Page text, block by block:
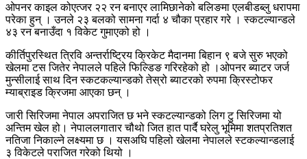
ओपनर काइल कोएत्जर २२ रन बनाएर लामिछानेको बलिङमा एलबीडब्लु धरापमा
परेका हुन् । उनले २३ बलको सामना गर्दा ४ चौका प्रहार गरे । स्कटल्यान्डले
४३ रन बनाउँदा १ विकेट गुमाएको हो ।
कीर्तिपुरस्थित त्रिवि अन्तर्राष्ट्रिय क्रिकेट मैदानमा बिहान ९ बजे सुरु भएको
खेलमा टस जितेर नेपालले पहिले फिल्डिङ गरिरहेको हो ।ओपनर ब्याटर जर्ज
मुन्सीलाई साथ दिन स्कटकल्यान्डको तेस्रो ब्याटरको रुपमा क्रिस्टोफर
म्याब्राइड क्रिजमा आएका छन् ।
जारी सिरिजमा नेपाल अपराजित छ भने स्कटल्यान्डको लिग टु सिरिजमा यो
अन्तिम खेल हो। नेपाललगातार चौथो जित हात पार्दै घरेलु भूमिमा शतप्रतिशत
नतिजा निकाल्ने लक्ष्यमा छ । यसअघि पहिलो खेलमा नेपालले स्टकल्यान्डलाई
३ विकेटले पराजित गरेको थियो ।